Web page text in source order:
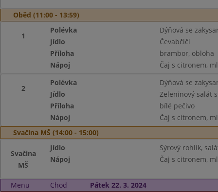
Oběd (11:00 - 13:59)
1
Polévka
Dýňová se
Jídlo
Čevabčiči
Příloha
brambor, obloha
Nápoj
Čaj s citronem,
2
Polévka
Dýňová se
Jídlo
Zeleninový salát
Příloha
bílé pečivo
Nápoj
Čaj s citronem,
Svačina MŠ (14:00 - 15:00)
Svačina
MŠ
Jídlo
Sýrový rohlík,
Nápoj
Čaj s citronem,
Menu Chod
Pátek 22. 3. 2024